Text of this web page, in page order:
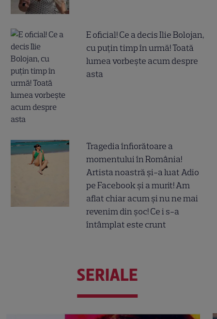
E oficial! Ce a decis Ilie Bolojan,
cu puțin timp în urmă! Toată
lumea vorbește acum despre
asta
Tragedia înfiorătoare a
momentului în România!
Artista noastră și-a luat Adio
pe Facebook și a murit! Am
aflat chiar acum și nu ne mai
revenim din șoc! Ce i s-a
întâmplat este crunt
SERIALE